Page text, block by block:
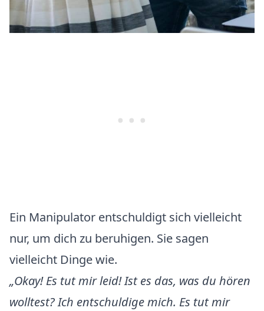
Ein Manipulator entschuldigt sich vielleicht
nur, um dich zu beruhigen. Sie sagen
vielleicht Dinge wie.
„Okay! Es tut mir leid! Ist es das, was du hören
wolltest? Ich entschuldige mich. Es tut mir